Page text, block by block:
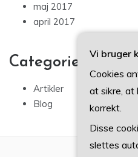
maj 2017
april 2017
Categories
Artikler
Blog
Vi bruger
Cookies
at sikre, at
korrekt.
Disse
slettes